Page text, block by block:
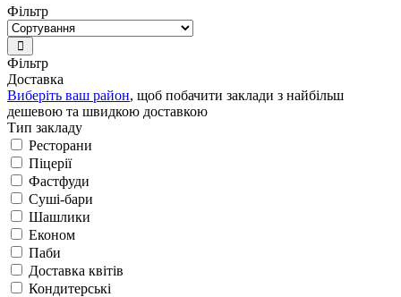
Фільтр
Фільтр
Доставка
Виберіть ваш район, щоб побачити заклади з найбільш
дешевою та швидкою доставкою
Тип закладу
Ресторани
Піцерії
Фастфуди
Суші-бари
Шашлики
Економ
Паби
Доставка квітів
Кондитерські